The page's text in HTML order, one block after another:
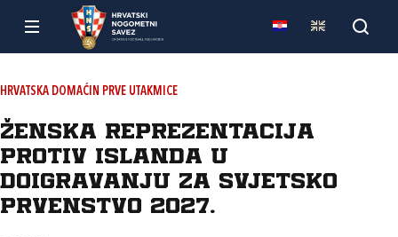
HRVATSKA DOMAĆIN PRVE UTAKMICE
Ženska reprezentacija
protiv Islanda u
doigravanju za Svjetsko
prvenstvo 2027.